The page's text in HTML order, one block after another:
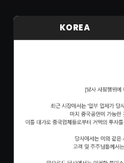
KOREA